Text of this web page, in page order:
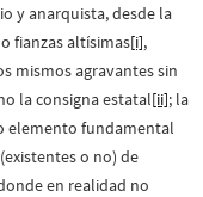
y anarquista, desde la
fianzas altísimas[i],
mismos agravantes sin
la consigna estatal[ii]; la
elemento fundamental
o no) de
en realidad no